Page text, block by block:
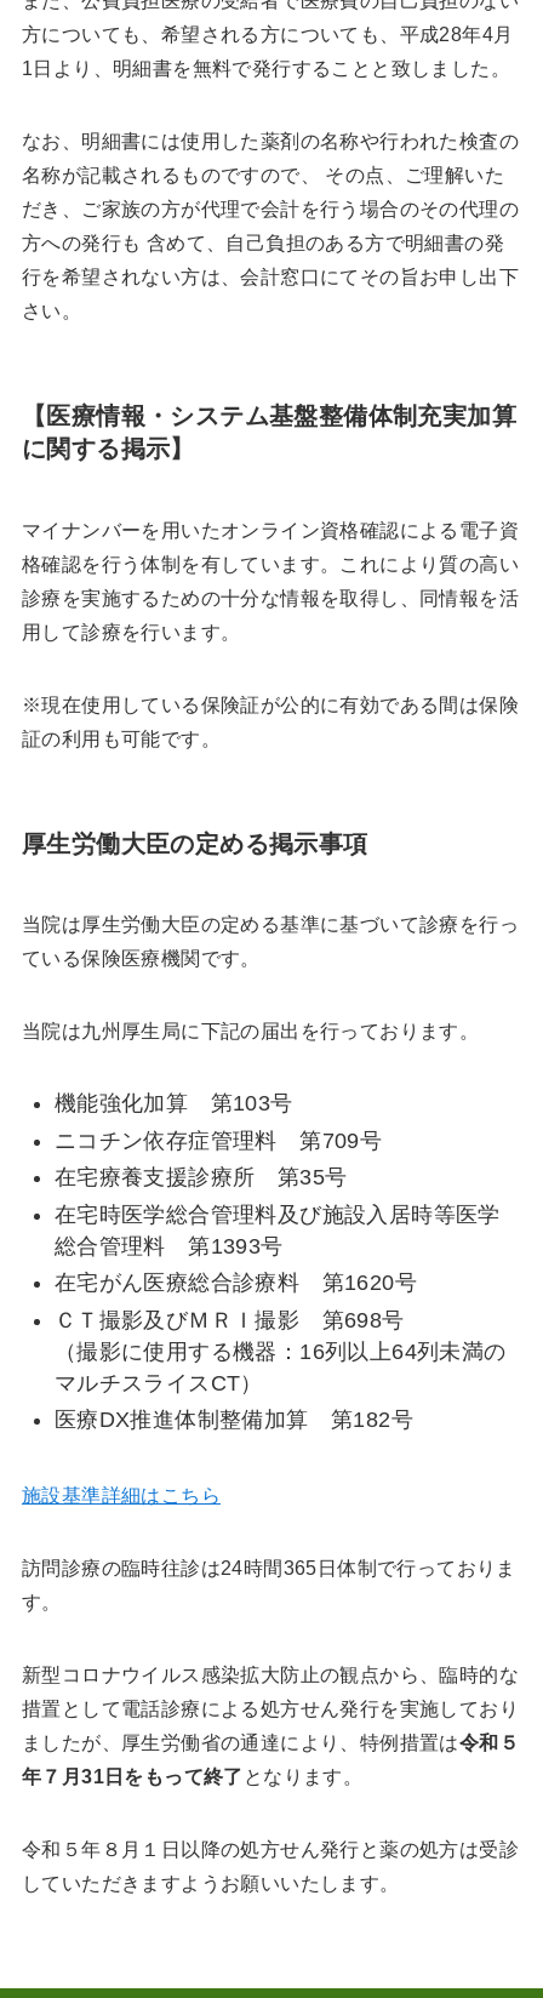
方についても、希望される方についても、平成28年4月
1日より、明細書を無料で発行することと致しました。
なお、明細書には使用した薬剤の名称や行われた検査の
名称が記載されるものですので、 その点、ご理解いた
だき、ご家族の方が代理で会計を行う場合のその代理の
方への発行も 含めて、自己負担のある方で明細書の発
行を希望されない方は、会計窓口にてその旨お申し出下
さい。
【医療情報・システム基盤整備体制充実加算
に関する掲示】
マイナンバーを用いたオンライン資格確認による電子資
格確認を行う体制を有しています。これにより質の高い
診療を実施するための十分な情報を取得し、同情報を活
用して診療を行います。
※現在使用している保険証が公的に有効である間は保険
証の利用も可能です。
厚生労働大臣の定める掲示事項
当院は厚生労働大臣の定める基準に基づいて診療を行っ
ている保険医療機関です。
当院は九州厚生局に下記の届出を行っております。
機能強化加算 第103号
ニコチン依存症管理料 第709号
在宅療養支援診療所 第35号
在宅時医学総合管理料及び施設入居時等医学
総合管理料 第1393号
在宅がん医療総合診療料 第1620号
ＣＴ撮影及びＭＲＩ撮影 第698号
（撮影に使用する機器：16列以上64列未満の
マルチスライスCT）
医療DX推進体制整備加算 第182号
施設基準詳細はこちら
訪問診療の臨時往診は24時間365日体制で行っておりま
す。
新型コロナウイルス感染拡大防止の観点から、臨時的な
措置として電話診療による処方せん発行を実施しており
ましたが、厚生労働省の通達により、特例措置は令和５
年７月31日をもって終了 となります。
令和５年８月１日以降の処方せん発行と薬の処方は受診
していただきますようお願いいたします。